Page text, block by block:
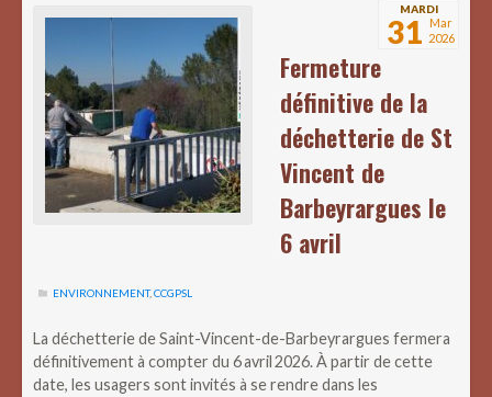
MARDI
31 Mar
2026
Fermeture
définitive de la
déchetterie de St
Vincent de
Barbeyrargues le
6 avril
ENVIRONNEMENT,CCGPSL
La déchetterie de Saint-Vincent-de-Barbeyrargues fermera
définitivement à compter du 6 avril 2026. À partir de cette
date, les usagers sont invités à se rendre dans les